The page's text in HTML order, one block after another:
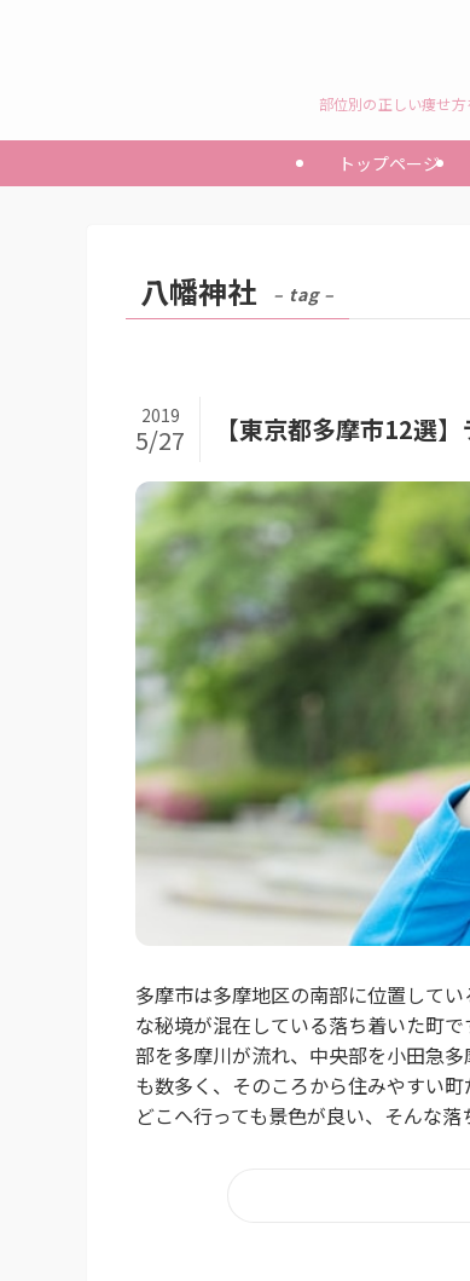
部位別の正しい痩せ
トップページ
八幡神社 – tag –
【東京都多摩市12選
2019
5/27
多摩市は多摩地区の南部に位置して
な秘境が混在している落ち着いた町
部を多摩川が流れ、中央部を小田急
も数多く、そのころから住みやすい
どこへ行っても景色が良い、そんな